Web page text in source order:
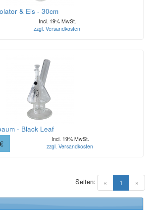
& Eis - 30cm
Incl. 19% MwSt.
zzgl. Versandkosten
- Black Leaf
Incl. 19% MwSt.
zzgl. Versandkosten
« 1 (current)
»
Seiten: